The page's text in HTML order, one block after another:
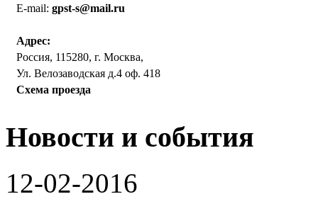
E-mail: gpst-s@mail.ru
Адрес:
Россия, 115280, г. Москва,
Ул. Велозаводская д.4 оф. 418
Схема проезда
Новости и события
12-02-2016